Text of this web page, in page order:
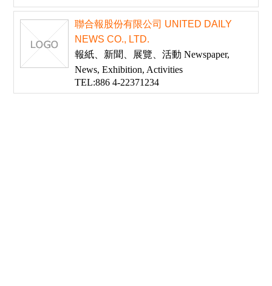
聯合報股份有限公司 UNITED DAILY
NEWS CO., LTD.
報紙、新聞、展覽、活動 Newspaper,
News, Exhibition, Activities
TEL:886 4-22371234